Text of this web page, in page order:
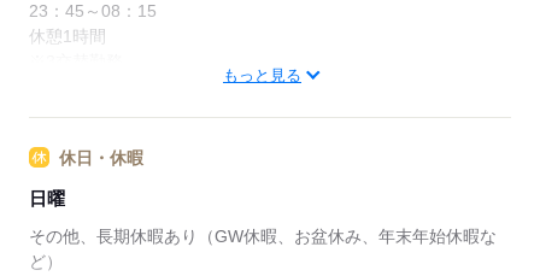
23：45～08：15
休憩1時間
＝＝＝＝＝＝＝＝＝＝＝＝＝＝＝
＜1日のスケジュール＞
・朝礼：作業確認や報告
｜
もっと見る
休日・休暇
日曜
その他、長期休暇あり（GW休暇、お盆休み、年末年始休暇な
ど）